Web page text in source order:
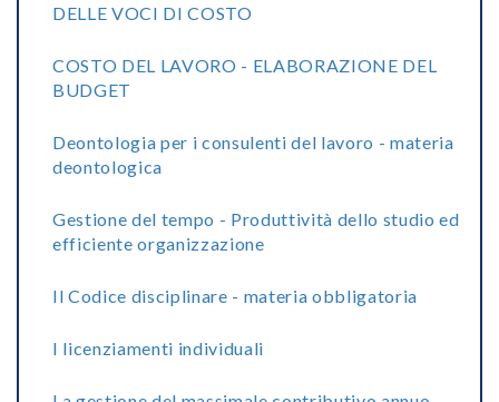
DELLE VOCI DI COSTO
COSTO DEL LAVORO - ELABORAZIONE DEL
BUDGET
Deontologia per i consulenti del lavoro - materia
deontologica
Gestione del tempo - Produttività dello studio ed
efficiente organizzazione
Il Codice disciplinare - materia obbligatoria
I licenziamenti individuali